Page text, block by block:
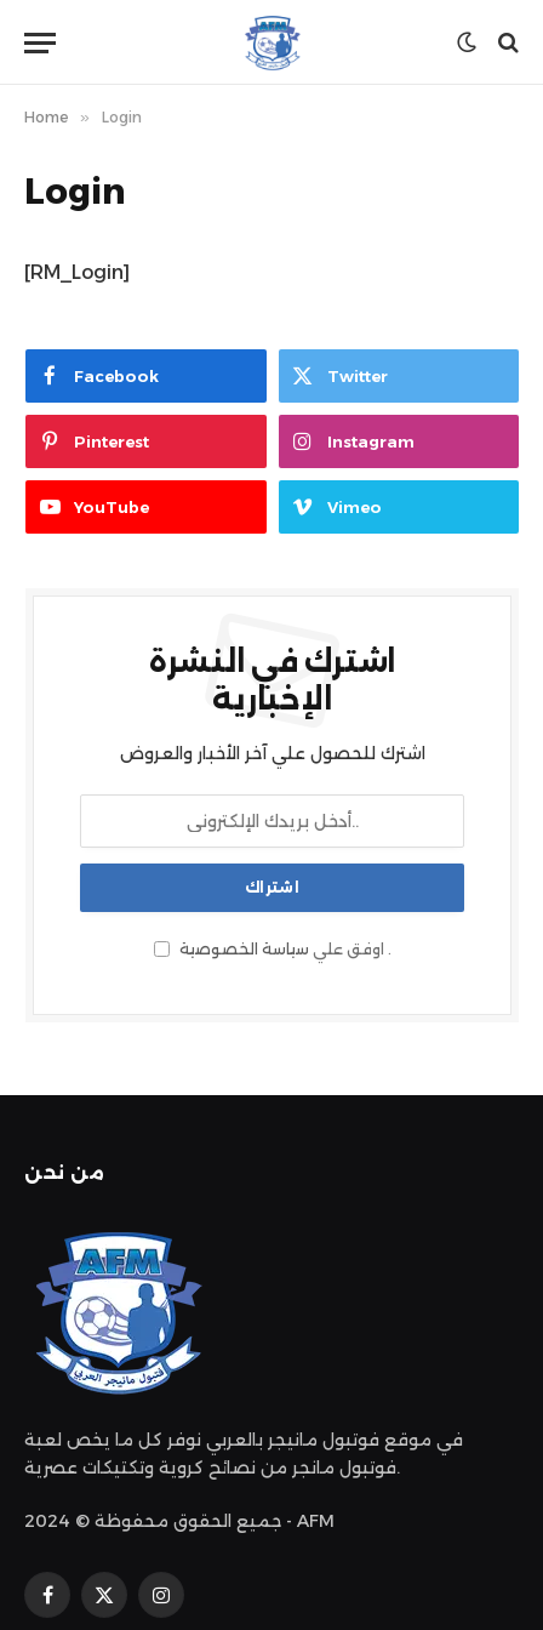
Home » Login
Login
[RM_Login]
Facebook Twitter
Pinterest Instagram
YouTube Vimeo
اشترك في النشرة
الإخبارية
اشترك للحصول علي آخر الأخبار والعروض
اوفق علي سياسة الخصوصية .
من نحن
في موقع فوتبول مانيجر بالعربي نوفر كل ما يخص لعبة
فوتبول مانجر من نصائح كروية وتكتيكات عصرية.
جميع الحقوق محفوظة © 2024 - AFM
فيسبوك
X
الانستغرام